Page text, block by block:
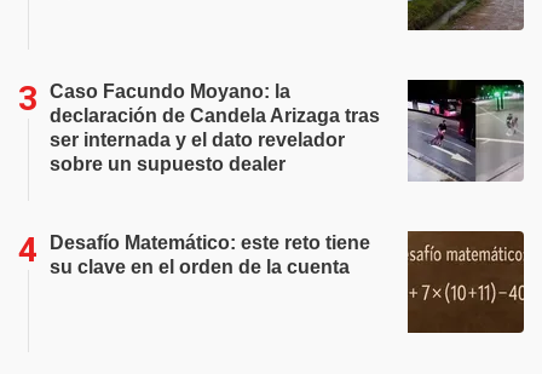
Caso Facundo Moyano: la
declaración de Candela Arizaga tras
ser internada y el dato revelador
sobre un supuesto dealer
Desafío Matemático: este reto tiene
su clave en el orden de la cuenta